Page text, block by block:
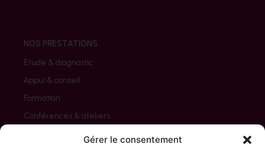
Gérer le consentement
NOS PRESTATIONS
Etude & diagnostic
Appui & conseil
Formation
Conférences & ateliers